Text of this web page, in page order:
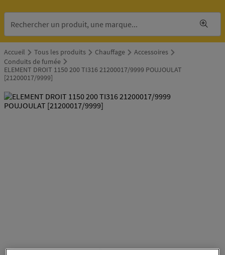
Accueil Tous les produits Chauffage
Accessoires
Conduits de fumée
ELEMENT DROIT 1150 200 TI316 21200017/9999 POUJOULAT
[21200017/9999]